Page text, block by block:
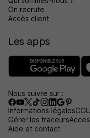
On recrute
Accès client
Les apps
Nous suivre sur :
Informations légalesCGU
Gérer les traceurs
Aide et contact